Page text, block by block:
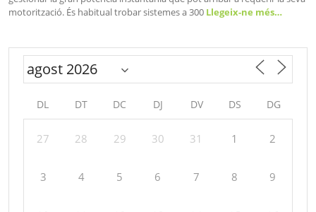
motorització. És habitual trobar sistemes a 300 Llegeix-ne més…
DL DT DC DJ DV DS DG
27 28 29 30 31 1 2
3 4 5 6 7 8 9